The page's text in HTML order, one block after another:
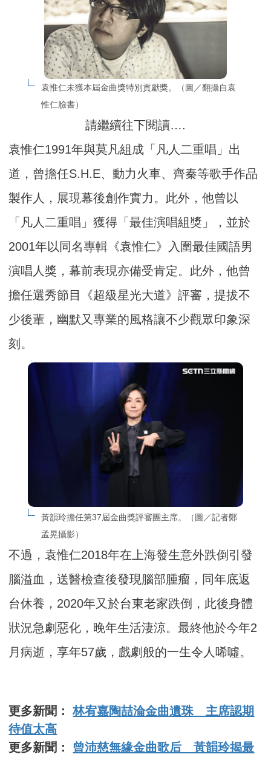
袁惟仁未獲本屆金曲獎特別貢獻獎。（圖／翻攝自袁
惟仁臉書）
請繼續往下閱讀….
袁惟仁1991年與莫凡組成「凡人二重唱」出
道，曾擔任S.H.E、動力火車、齊秦等歌手作品
製作人，展現幕後創作實力。此外，他曾以
「凡人二重唱」獲得「最佳演唱組獎」，並於
2001年以同名專輯《袁惟仁》入圍最佳國語男
演唱人獎，幕前表現亦備受肯定。此外，他曾
擔任選秀節目《超級星光大道》評審，提拔不
少後輩，幽默又專業的風格讓不少觀眾印象深
刻。
黃韻玲擔任第37屆金曲獎評審團主席。（圖／記者鄭
孟晃攝影）
不過，袁惟仁2018年在上海發生意外跌倒引發
腦溢血，送醫檢查後發現腦部腫瘤，同年底返
台休養，2020年又於台東老家跌倒，此後身體
狀況急劇惡化，晚年生活淒涼。最終他於今年2
月病逝，享年57歲，戲劇般的一生令人唏噓。
更多新聞：林宥嘉陶喆淪金曲遺珠 主席認期
待值太高
更多新聞： 曾沛慈無緣金曲歌后 黃韻玲揭最